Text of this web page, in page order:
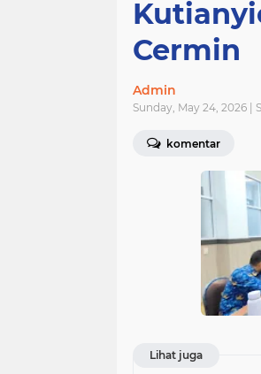
Cermin
Admin
Sunday, May 24, 2026 |
komentar
Lihat juga